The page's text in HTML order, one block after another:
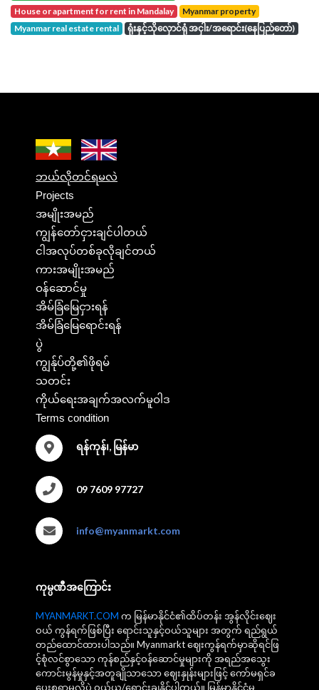
house or apartment for rent in Mandalay
Myanmar property
Myanmar real estate rental
ရုံးနှင့်သိုလှောင်ရုံ အငှါး/အရောင်း(နေပြည်တော်)
ဘယ်လိုတင်ရမလဲ
Projects
အမျိုးအမည်
ကျွန်တော်ငှားချင်ပါတယ်
ငါအလုပ်တစ်ခုလိုချင်တယ်
ကားအမျိုးအမည်
ဝန်ဆောင်မှု
အိမ်ခြံမြေငှားရန်
အိမ်ခြံမြေရောင်းရန်
ပွဲ
ကျွန်ုပ်တို့၏ဖိုရမ်
သတင်း
ကိုယ်ရေးအချက်အလက်မူဝါဒ
Terms condition
ရန်ကုန်၊, မြန်မာ
09 7609 97727
info@myanmarkt.com
ကုမ္ပဏီအကြောင်း
MYANMARKT.COM က မြန်မာနိုင်ငံ၏ထိပ်တန်း အွန်လိုင်းဈေး
ဝယ် ကွန်ရက်ဖြစ်ပြီး ရောင်းသူနှင့်ဝယ်သူများ အတွက် ရည်ရွယ်
တည်ထောင်ထားပါသည်။ Myanmarkt ဈေးကွန်ရက်မှာဆိုရင်ဖြ
င့်စုံလင်စွာသော ကုန်စည်နှင့်ဝန်ဆောင်မှုများကို အရည်အသွေး
ကောင်းမွန်မှုနှင့်အတူချိုသာသော ဈေးနှုန်းများဖြင့် ကော်မရှင်ခ
ပေးစရာမလိုပဲ ဝယ်ယူ/ရောင်းချနိုင်ပါတယ်။ မြန်မာနိုင်ငံမှ